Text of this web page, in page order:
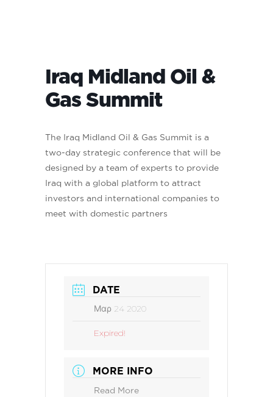
Iraq Midland Oil &
Gas Summit
The Iraq Midland Oil & Gas Summit is a
two-day strategic conference that will be
designed by a team of experts to provide
Iraq with a global platform to attract
investors and international companies to
meet with domestic partners
DATE
Μαρ 24 2020
Expired!
MORE INFO
Read More